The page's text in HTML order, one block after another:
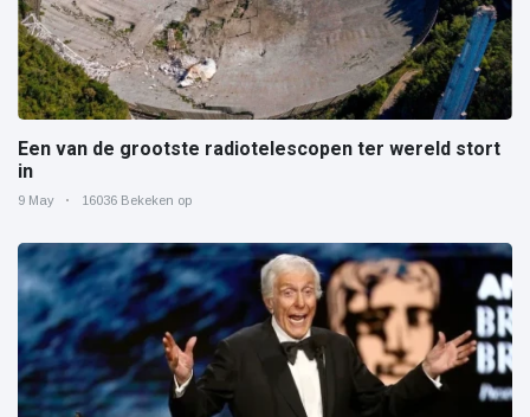
Een van de grootste radiotelescopen ter wereld stort
in
9 May 16036 Bekeken op